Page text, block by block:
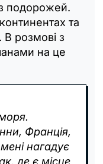
подорожей.
та
В розмові з
на це
Франція,
нагадує
де є місце